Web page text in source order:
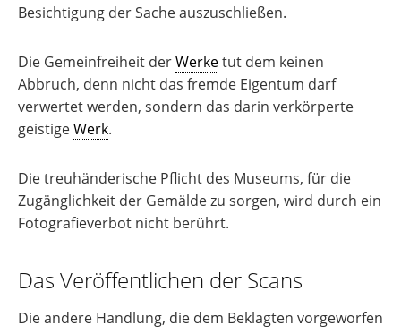
Besichtigung der Sache auszuschließen.
Die Gemeinfreiheit derWerketut dem keinen
Abbruch, denn nicht das fremde Eigentum darf
verwertet werden, sondern das darin verkörperte
geistigeWerk.
Die treuhänderische Pflicht des Museums, für die
Zugänglichkeit der Gemälde zu sorgen, wird durch ein
Fotografieverbot nicht berührt.
Das Veröffentlichen der Scans
Die andere Handlung, die dem Beklagten vorgeworfen